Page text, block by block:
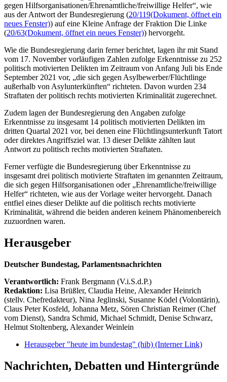
gegen Hilfsorganisationen/Ehrenamtliche/freiwillige Helfer“, wie
aus der Antwort der Bundesregierung (20/119(Dokument, öffnet ein
neues Fenster)) auf eine Kleine Anfrage der Fraktion Die Linke
(20/63(Dokument, öffnet ein neues Fenster)) hervorgeht.
Wie die Bundesregierung darin ferner berichtet, lagen ihr mit Stand
vom 17. November vorläufigen Zahlen zufolge Erkenntnisse zu 252
politisch motivierten Delikten im Zeitraum von Anfang Juli bis Ende
September 2021 vor, „die sich gegen Asylbewerber/Flüchtlinge
außerhalb von Asylunterkünften“ richteten. Davon wurden 234
Straftaten der politisch rechts motivierten Kriminalität zugerechnet.
Zudem lagen der Bundesregierung den Angaben zufolge
Erkenntnisse zu insgesamt 14 politisch motivierten Delikten im
dritten Quartal 2021 vor, bei denen eine Flüchtlingsunterkunft Tatort
oder direktes Angriffsziel war. 13 dieser Delikte zählten laut
Antwort zu politisch rechts motivierten Straftaten.
Ferner verfügte die Bundesregierung über Erkenntnisse zu
insgesamt drei politisch motivierte Straftaten im genannten Zeitraum,
die sich gegen Hilfsorganisationen oder „Ehrenamtliche/freiwillige
Helfer“ richteten, wie aus der Vorlage weiter hervorgeht. Danach
entfiel eines dieser Delikte auf die politisch rechts motivierte
Kriminalität, während die beiden anderen keinem Phänomenbereich
zuzuordnen waren.
Herausgeber
Deutscher Bundestag, Parlamentsnachrichten
Verantwortlich: Frank Bergmann (V.i.S.d.P.)
Redaktion: Lisa Brüßler, Claudia Heine, Alexander Heinrich
(stellv. Chefredakteur), Nina Jeglinski, Susanne Ködel (Volontärin),
Claus Peter Kosfeld, Johanna Metz, Sören Christian Reimer (Chef
vom Dienst), Sandra Schmid, Michael Schmidt, Denise Schwarz,
Helmut Stoltenberg, Alexander Weinlein
Herausgeber "heute im bundestag" (hib) (Interner Link)
Nachrichten, Debatten und Hintergründe